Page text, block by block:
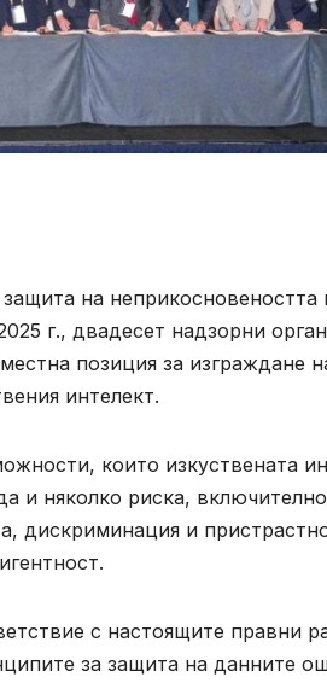
на неприкосновеността
г., двадесет надзорни
позиция за изграждане
интелект.
които изкуствената
и няколко риска,
дискриминация и
с настоящите правни
за защита на данните